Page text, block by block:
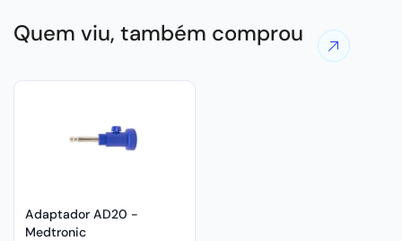
Quem viu, também comprou Ver
mais
Adaptador AD20 -
Medtronic